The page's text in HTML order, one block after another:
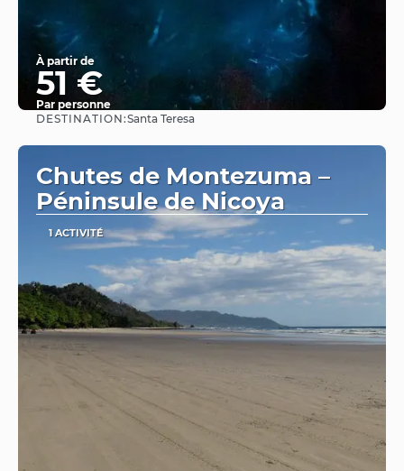
À partir de
51 €
Par personne
Afficher
DESTINATION:Santa Teresa
Chutes de Montezuma –
Péninsule de Nicoya
1 ACTIVITÉ